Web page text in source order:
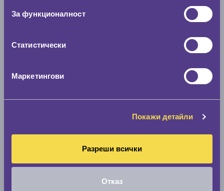
За функционалност
Статистически
Маркетингови
Покажи детайли
Разреши всички
Отказ
70
59.40 € / 116.18 лв.